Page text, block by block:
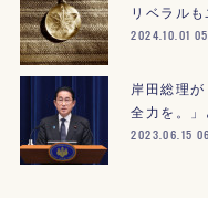
リベラル
2024.10.01
岸田総理
全力を。」
2023.06.15